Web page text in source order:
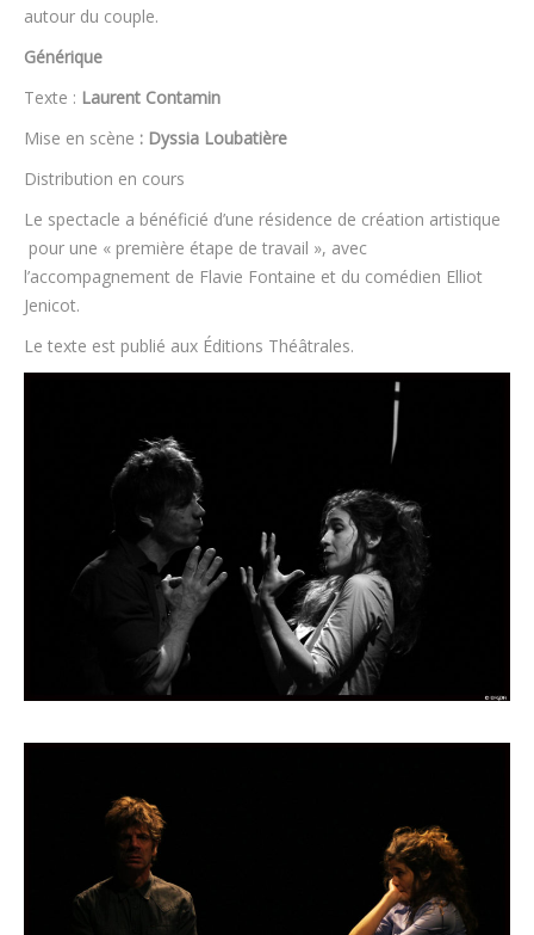
autour du couple.
Générique
Texte : Laurent Contamin
Mise en scène : Dyssia Loubatière
Distribution en cours
Le spectacle a bénéficié d’une résidence de création artistique
pour une « première étape de travail », avec
l’accompagnement de Flavie Fontaine et du comédien Elliot
Jenicot.
Le texte est publié aux Éditions Théâtrales.